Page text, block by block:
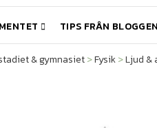
u
k
t
s
ö
k
TIPS FRÅN BLOGGEN
& gymnasiet>Fysik>Ljud &